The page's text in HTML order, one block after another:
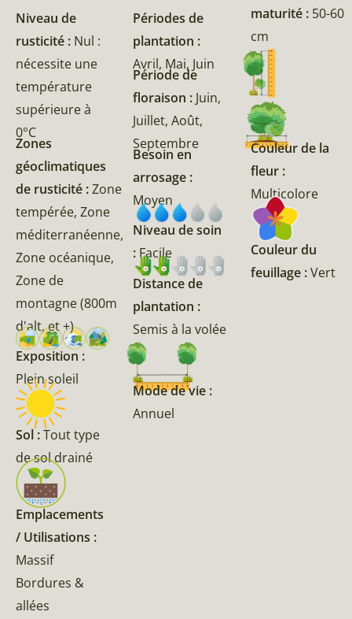
Niveau de
rusticité : Nul :
nécessite une
température
supérieure à
0°C
Zones
géoclimatiques
de rusticité :Zone
tempérée, Zone
méditerranéenne,
Zone océanique,
Zone de
montagne (800m
d'alt, et +)
Exposition :
Plein soleil
Sol :Tout type
de sol drainé
Emplacements
/ Utilisations :
Massif
Bordures &
allées
Périodes de
plantation :
Avril, Mai, Juin
Période de
floraison : Juin,
Juillet, Août,
Septembre
Besoin en
arrosage :
Moyen
Niveau de soin
: Facile
Distance de
plantation :
Semis à la volée
Mode de vie :
Annuel
maturité : 50-60
cm
Couleur de la
fleur :
Multicolore
Couleur du
feuillage :Vert